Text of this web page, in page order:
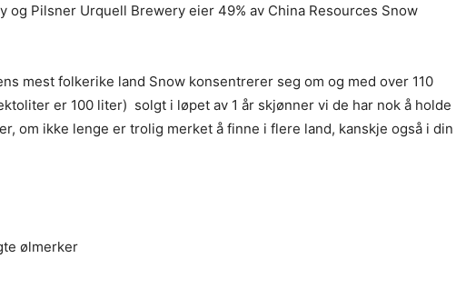
og Pilsner Urquell Brewery eier 49% av China Resources Snow
mest folkerike land Snow konsentrerer seg om og med over 110
er 100 liter) solgt i løpet av 1 år skjønner vi de har nok å holde
om ikke lenge er trolig merket å finne i flere land, kanskje også i din
ølmerker